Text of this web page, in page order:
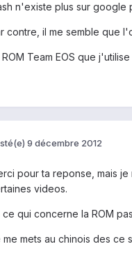
n'existe plus sur google
contre, il me semble que
ROM Team EOS que
9 décembre 2012
pour ta reponse, mais
videos.
ce qui concerne la ROM
me mets au chinois des ce